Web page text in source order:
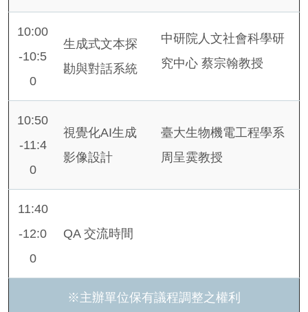
10:00
-10:5
0
生成式文本探
勘與對話系統
中研院人文社會科學研
究中心 蔡宗翰教授
10:50
-11:4
0
視覺化AI生成
影像設計
臺大生物機電工程學系
周呈霙教授
11:40
-12:0
0
QA 交流時間
※主辦單位保有議程調整之權利